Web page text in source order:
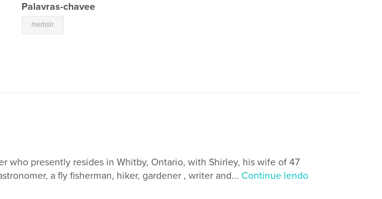
Palavras-chavee
memoir
who presently resides in Whitby, Ontario, with Shirley, his wife of 47
a fly fisherman, hiker, gardener , writer and... Continue lendo